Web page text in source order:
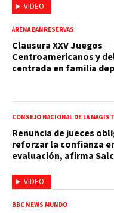
VIDEO
ARENA BANRESERVAS
Clausura XXV Juegos
Centroamericanos y
centrada en familia
VIDEO
CONSEJO NACIONAL DE LA
Renuncia de jueces
reforzar la confianza
evaluación, afirma
BBC NEWS MUNDO